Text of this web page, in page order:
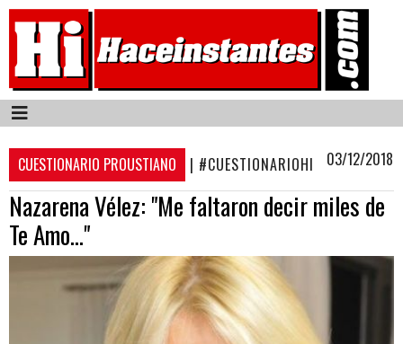
CUESTIONARIO PROUSTIANO | #CUESTIONARIOHI 03/12/2018
Nazarena Vélez: "Me faltaron decir miles de
Te Amo..."